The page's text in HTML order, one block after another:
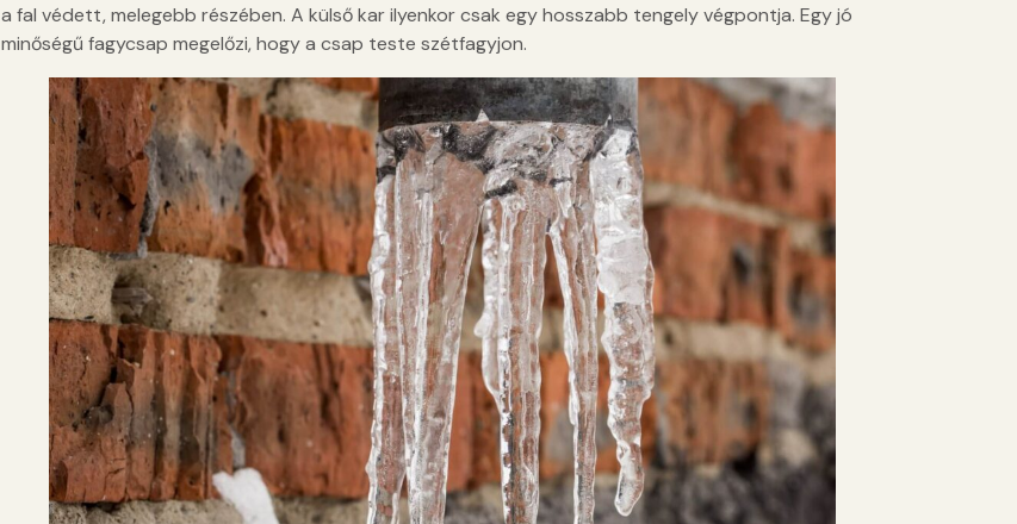
a fal védett, melegebb részében. A külső kar ilyenkor csak egy hosszabb tengely végpontja. Egy jó
minőségű fagycsap megelőzi, hogy a csap teste szétfagyjon.